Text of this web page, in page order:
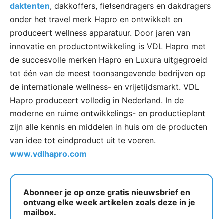
daktenten, dakkoffers, fietsendragers en dakdragers
onder het travel merk Hapro en ontwikkelt en
produceert wellness apparatuur. Door jaren van
innovatie en productontwikkeling is VDL Hapro met
de succesvolle merken Hapro en Luxura uitgegroeid
tot één van de meest toonaangevende bedrijven op
de internationale wellness- en vrijetijdsmarkt. VDL
Hapro produceert volledig in Nederland. In de
moderne en ruime ontwikkelings- en productieplant
zijn alle kennis en middelen in huis om de producten
van idee tot eindproduct uit te voeren.
www.vdlhapro.com
Abonneer je op onze gratis nieuwsbrief en
ontvang elke week artikelen zoals deze in je
mailbox.